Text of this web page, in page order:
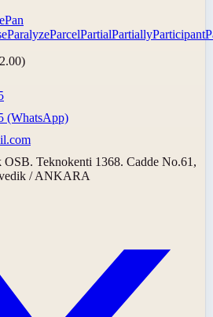
Pan
ParalyzeParcelPartialPartiallyParticipant
(WhatsApp)
OSB. Teknokenti 1368. Cadde No.61,
/ ANKARA